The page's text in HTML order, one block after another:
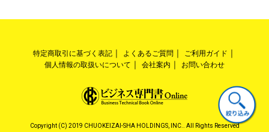
特定商取引に基づく表記 よくあるご質問
ご利用ガイド
個人情報の取扱いについて
会社案内 お問い合わせ
Copyright (C) 2019 CHUOKEIZAI-SHA HOLDINGS, INC.. All Rights Reserved